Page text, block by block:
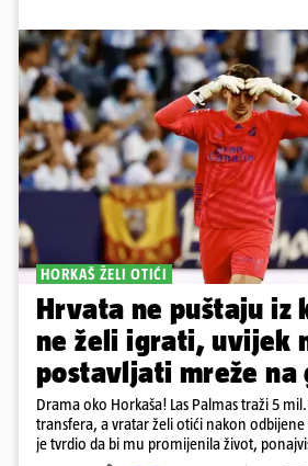
HORKAŠ ŽELI OTIĆI
Hrvata ne puštaju iz
ne želi igrati, uvijek
postavljati mreže na
Drama oko Horkaša! Las Palmas traži 5
transfera, a vratar želi otići nakon odbijene
je tvrdio da bi mu promijenila život,